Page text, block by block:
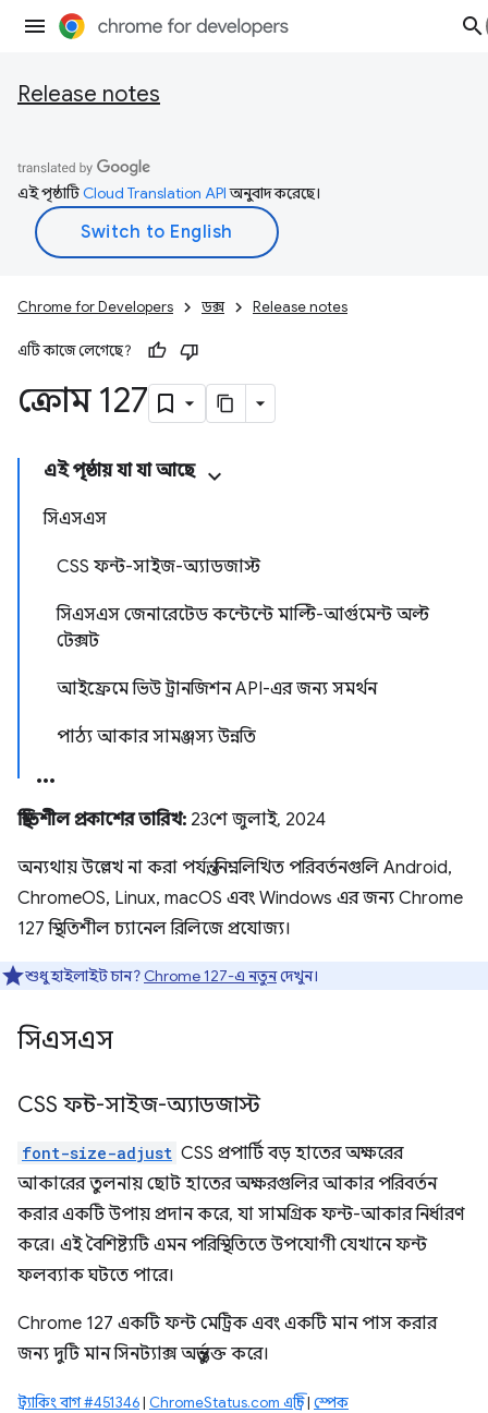
Release notes
এই পৃষ্ঠাটিCloud Translation APIঅনুবাদ করেছে।
Chrome for Developers ডক্স Release notes
এটি কাজে লেগেছে?
ক্রোম 127
এই পৃষ্ঠায় যা যা আছে
সিএসএস
CSS ফন্ট-সাইজ-অ্যাডজাস্ট
সিএসএস জেনারেটেড কন্টেন্টে মাল্টি-আর্গুমেন্ট অল্ট
টেক্সট
আইফ্রেমে ভিউ ট্রানজিশন API-এর জন্য সমর্থন
পাঠ্য আকার সামঞ্জস্য উন্নতি
স্থিতিশীল প্রকাশের তারিখ: 23শে জুলাই, 2024
অন্যথায় উল্লেখ না করা পর্যন্ত, নিম্নলিখিত পরিবর্তনগুলি Android,
ChromeOS, Linux, macOS এবং Windows এর জন্য Chrome
127 স্থিতিশীল চ্যানেল রিলিজে প্রযোজ্য।
শুধু হাইলাইট চান? Chrome 127-এ নতুনদেখুন।
সিএসএস
CSS ফন্ট-সাইজ-অ্যাডজাস্ট
font-size-adjust CSS প্রপার্টি বড় হাতের অক্ষরের
আকারের তুলনায় ছোট হাতের অক্ষরগুলির আকার পরিবর্তন
করার একটি উপায় প্রদান করে, যা সামগ্রিক ফন্ট-আকার নির্ধারণ
করে। এই বৈশিষ্ট্যটি এমন পরিস্থিতিতে উপযোগী যেখানে ফন্ট
ফলব্যাক ঘটতে পারে।
Chrome 127 একটি ফন্ট মেট্রিক এবং একটি মান পাস করার
জন্য দুটি মান সিনট্যাক্স অন্তর্ভুক্ত করে।
ট্র্যাকিং বাগ #451346| ChromeStatus.com এন্ট্রি| স্পেক